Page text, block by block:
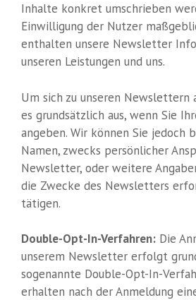
Inhalte konkret umschrieben
Einwilligung der Nutzer
enthalten unsere Newsletter
unseren Leistungen und uns.
Um sich zu unseren Newslettern
es grundsätzlich aus, wenn Sie
angeben. Wir können Sie jedoch
Namen, zwecks persönlicher
Newsletter, oder weitere
die Zwecke des Newsletters
tätigen.
Double-Opt-In-Verfahren: Die
unserem Newsletter erfolgt
sogenannte Double-Opt-In-
erhalten nach der Anmeldung